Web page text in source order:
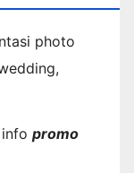
photo
promo